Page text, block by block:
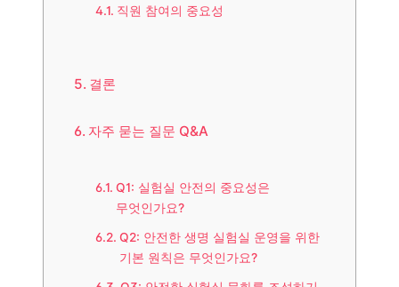
직원 참여의 중요성
결론
자주 묻는 질문 Q&A
Q1: 실험실 안전의 중요성은
무엇인가요?
Q2: 안전한 생명 실험실 운영을 위한
기본 원칙은 무엇인가요?